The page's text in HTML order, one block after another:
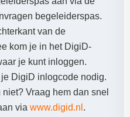
begeleiderspas.
van de
kom je in het DigiD-
je kunt inloggen.
DigiD inlogcode nodig.
Vraag hem dan snel
via www.digid.nl .